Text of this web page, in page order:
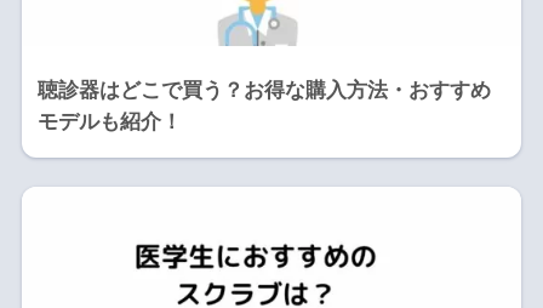
聴診器はどこで買う？お得な購入方法・おすすめ
モデルも紹介！